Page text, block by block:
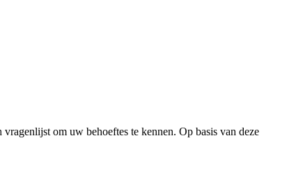
om uw behoeftes te kennen. Op basis van deze